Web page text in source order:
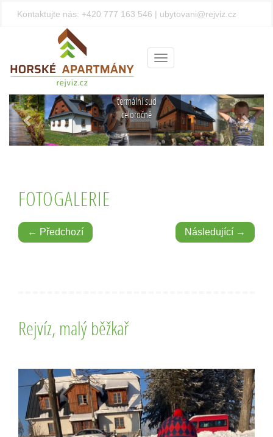
Kontaktujte nás: +420 777 163 546 | ubytovani@rejviz.cz
Menu
Privátní
uprostřed
Jeseníků
termální sud
celoročně
Předchozí Další
FOTOGALERIE
← Předchozí Následující →
Rejvíz, malý běžkař